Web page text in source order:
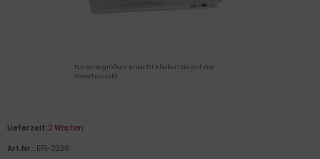
Für eine größere Ansicht klicken Sie auf das
Vorschaubild
Lieferzeit: 2 Wochen
Art.Nr.: EFS-3226